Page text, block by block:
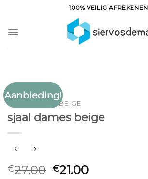
inhoud
100% VEILIG AFREKENEN
Aanbieding!
SJAAL DAMES BEIGE
sjaal dames beige
€27.00 €21.00